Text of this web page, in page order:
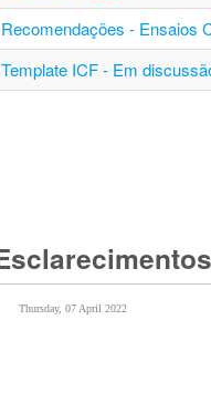
Recomendações - Ensaios
Template ICF - Em
Thursday, 07 April 2022